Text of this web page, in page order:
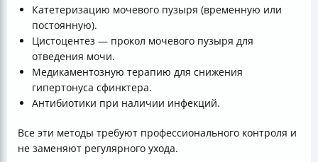
Катетеризацию мочевого пузыря (временную или
постоянную).
Цистоцентез — прокол мочевого пузыря для
отведения мочи.
Медикаментозную терапию для снижения
гипертонуса сфинктера.
Антибиотики при наличии инфекций.
Все эти методы требуют профессионального контроля и
не заменяют регулярного ухода.